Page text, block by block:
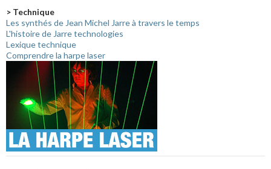
> Technique
Les synthés de Jean Michel Jarre à travers le temps
L'histoire de Jarre technologies
Lexique technique
Comprendre la harpe laser